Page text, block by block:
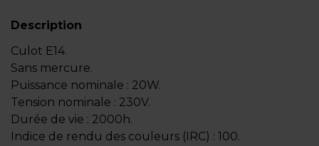
Description
Culot E14.
Sans mercure.
Puissance nominale : 20W.
Tension nominale : 230V.
Durée de vie : 2000h.
Indice de rendu des couleurs (IRC) : 100.